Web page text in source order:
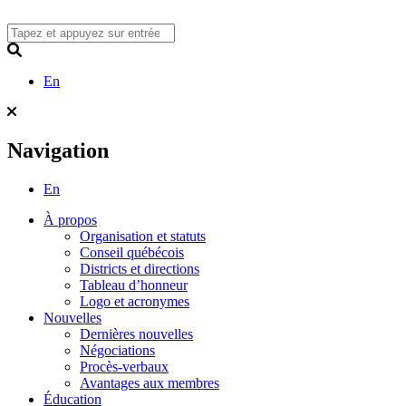
to
content
En
Navigation
En
À propos
Organisation et statuts
Conseil québécois
Districts et directions
Tableau d’honneur
Logo et acronymes
Nouvelles
Dernières nouvelles
Négociations
Procès-verbaux
Avantages aux membres
Éducation